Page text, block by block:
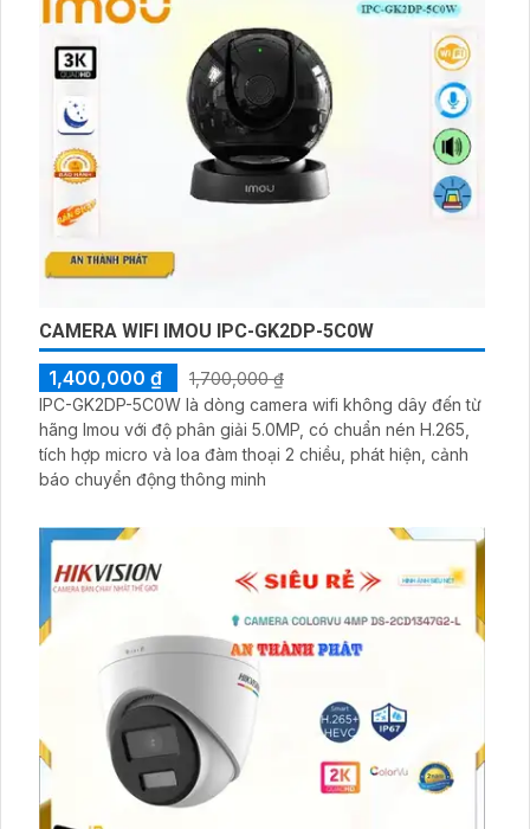
hơn khi bị ánh ngược chiều ánh sáng
CAMERA WIFI IMOU IPC-GK2DP-5C0W
1,400,000 ₫
1,700,000 ₫
IPC-GK2DP-5C0W là dòng camera wifi không dây đến từ
hãng Imou với độ phân giải 5.0MP, có chuẩn nén H.265,
tích hợp micro và loa đàm thoại 2 chiều, phát hiện, cảnh
báo chuyển động thông minh